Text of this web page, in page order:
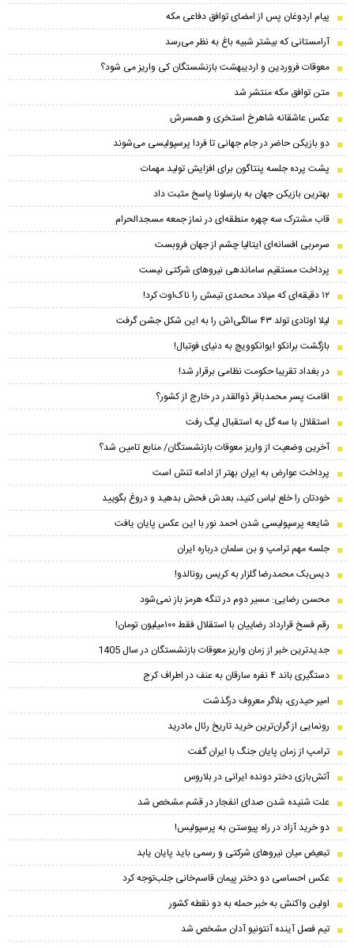
پیام اردوغان پس از امضای توافق دفاعی مکه
آرامستانی که بیشتر شبیه باغ به نظر می‌رسد
معوقات فروردین و اردیبهشت بازنشستگان کی واریز می شود؟
متن توافق مکه منتشر شد
عکس عاشقانه شاهرخ استخری و همسرش
دو بازیکن حاضر در جام جهانی تا فردا پرسپولیسی می‌شوند
پشت پرده جلسه پنتاگون برای افزایش تولید مهمات
بهترین بازیکن جهان به بارسلونا پاسخ مثبت داد
قاب مشترک سه چهره منطقه‌ای در نماز جمعه مسجدالحرام
سرمربی افسانه‌ای ایتالیا چشم از جهان فروبست
پرداخت مستقیم ساماندهی نیروهای شرکتی نیست
۱۲ دقیقه‌ای که میلاد محمدی تیمش را ناک‌اوت کرد!
لیلا اوتادی تولد ۴۳ سالگی‌اش را به این شکل جشن گرفت
بازگشت برانکو ایوانکوویچ به دنیای فوتبال!
در بغداد تقریبا حکومت نظامی برقرار شد!
اقامت پسر محمدباقر ذوالقدر در خارج از کشور؟
استقلال با سه گل به استقبال لیگ رفت
آخرین وضعیت از واریز معوقات بازنشستگان/ منابع تامین شد؟
پرداخت عوارض به ایران بهتر از ادامه تنش است
خودتان را خلع لباس کنید، بعدش فحش بدهید و دروغ بگویید
شایعه پرسپولیسی شدن احمد نور با این عکس پایان یافت
جلسه مهم ترامپ و بن سلمان درباره ایران
دیس‌بک محمدرضا گلزار به کریس رونالدو!
محسن رضایی: مسیر دوم در تنگه هرمز باز نمی‌شود
رقم فسخ قرارداد رضاییان با استقلال فقط ۱۰۰میلیون تومان!
جدیدترین خبر از زمان واریز معوقات بازنشستگان در سال 1405
دستگیری باند ۴ نفره سارقان به عنف در اطراف کرج
امیر حیدری، بلاگر معروف درگذشت
رونمایی از گران‌ترین خرید تاریخ رئال مادرید
ترامپ از زمان پایان جنگ با ایران گفت
آتش‌بازی دختر دونده ایرانی در بلاروس
علت شنیده شدن صدای انفجار در قشم مشخص شد
دو خرید آزاد در راه پیوستن به پرسپولیس!
تبعیض میان نیروهای شرکتی و رسمی باید پایان یابد
عکس احساسی دو دختر پیمان‌ قاسم‌خانی جلب‌توجه کرد
اولین واکنش به خبر حمله به دو نقطه کشور
تیم فصل آینده آنتونیو آدان مشخص شد